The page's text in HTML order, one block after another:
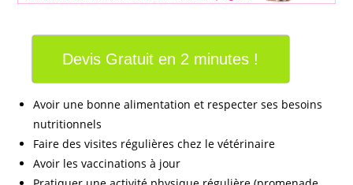
Devis Gratuit en 2 minutes !
Avoir une bonne alimentation et respecter ses besoins
nutritionnels
Faire des visites régulières chez le vétérinaire
Avoir les vaccinations à jour